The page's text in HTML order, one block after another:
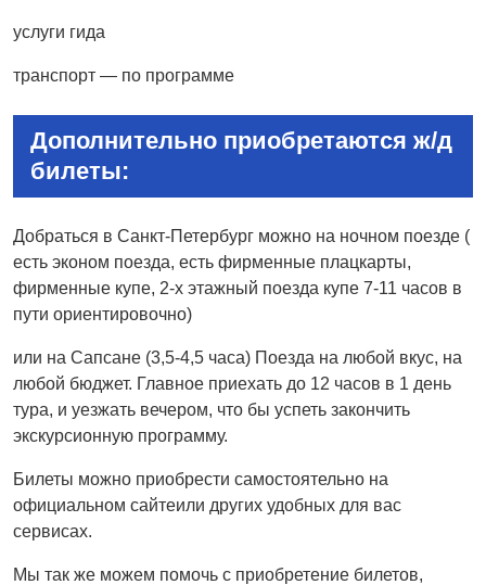
услуги гида
транспорт — по программе
Дополнительно приобретаются ж/д
билеты:
Добраться в Санкт-Петербург можно на ночном поезде (
есть эконом поезда, есть фирменные плацкарты,
фирменные купе, 2-х этажный поезда купе 7-11 часов в
пути ориентировочно)
или на Сапсане (3,5-4,5 часа) Поезда на любой вкус, на
любой бюджет. Главное приехать до 12 часов в 1 день
тура, и уезжать вечером, что бы успеть закончить
экскурсионную программу.
Билеты можно приобрести самостоятельно на
официальном сайтеили других удобных для вас
сервисах.
Мы так же можем помочь с приобретение билетов,